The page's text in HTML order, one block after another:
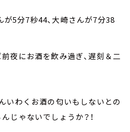
が5分7秒44、大崎さんが7分38
夜にお酒を飲み過ぎ、遅刻＆二
いわくお酒の匂いもしないとの
じゃないでしょうか？！